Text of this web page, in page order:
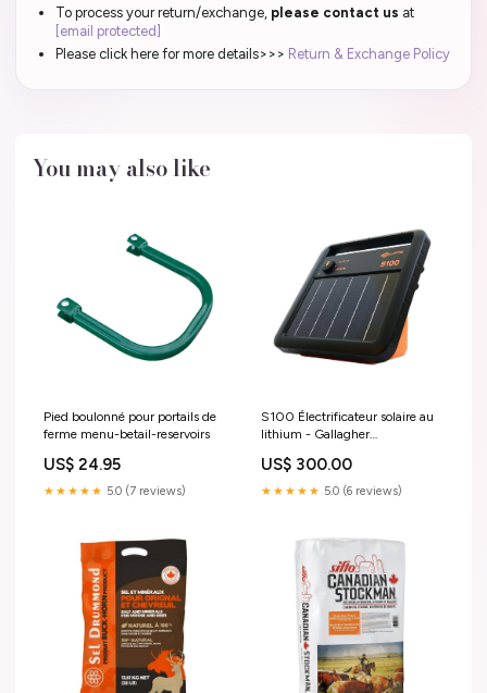
To process your return/exchange, please contact us at
[email protected]
Please click here for more details>>> Return & Exchange Policy
You may also like
Pied boulonné pour portails de
ferme menu-betail-reservoirs
US$ 24.95
★★★★★ 5.0 (7 reviews)
S100 Électrificateur solaire au
lithium - Gallagher
US$ 300.00
★★★★★ 5.0 (6 reviews)